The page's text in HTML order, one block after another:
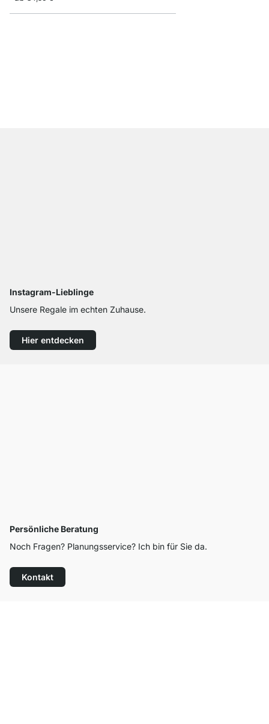
Instagram-Lieblinge
Unsere Regale im echten Zuhause.
Hier entdecken
Persönliche Beratung
Noch Fragen? Planungsservice? Ich bin für Sie da.
Kontakt